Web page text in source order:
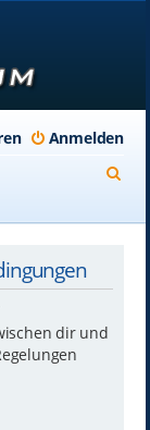
Anmelden
dir und